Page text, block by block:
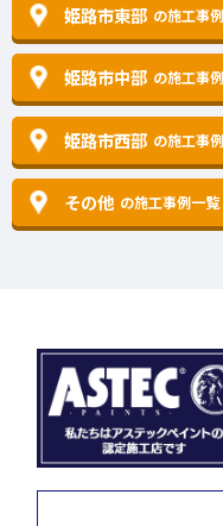
姫路市東部 の施工事
姫路市中部 の施工事
姫路市西部 の施工事
その他 の施工事例一覧